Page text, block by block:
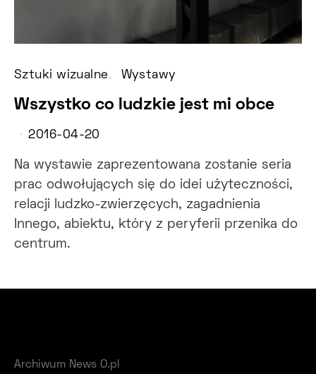
Sztuki wizualne Wystawy
Wszystko co ludzkie jest mi obce
2016-04-20
Na wystawie zaprezentowana zostanie seria
prac odwołujących się do idei użyteczności,
relacji ludzko-zwierzęcych, zagadnienia
Innego, abiektu, który z peryferii przenika do
centrum.
Archiwum News O.pl